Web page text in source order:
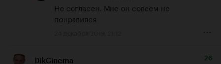
Не согласен. Мне он совсем не
понравился
DikCinema 26